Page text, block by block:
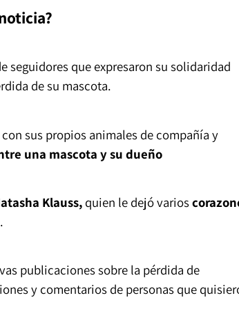
seguidores que expresaron su solidaridad
de su mascota.
sus propios animales de compañía y
una mascota y su dueño
Klauss,quien le dejó varios
publicaciones sobre la pérdida de
y comentarios de personas que